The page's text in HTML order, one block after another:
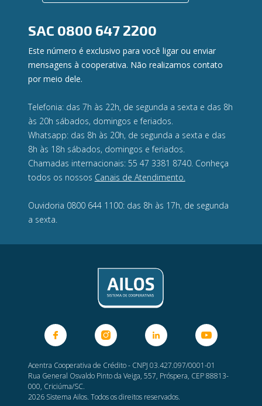
Ouvidoria
SAC 0800 647 2200
Este número é exclusivo para você ligar ou enviar
mensagens à cooperativa. Não realizamos contato
por meio dele.
Telefonia: das 7h às 22h, de segunda a sexta e das 8h
às 20h sábados, domingos e feriados.
Whatsapp: das 8h às 20h, de segunda a sexta e das
8h às 18h sábados, domingos e feriados.
Chamadas internacionais: 55 47 3381 8740. Conheça
todos os nossos Canais de Atendimento.
Ouvidoria 0800 644 1100: das 8h às 17h, de segunda
a sexta.
Acentra Cooperativa de Crédito - CNPJ 03.427.097/0001-01
Rua General Osvaldo Pinto da Veiga, 557, Próspera, CEP 88813-
000, Criciúma/SC.
2026 Sistema Ailos. Todos os direitos reservados.